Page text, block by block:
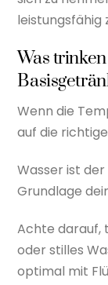
leistungsfähig
Was
Wenn die
auf die
Wasser ist
Grundlage
Achte darauf,
oder stilles
optimal mit